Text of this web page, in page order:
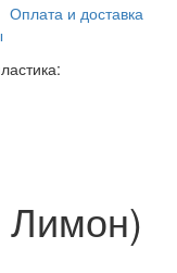
Оплата и доставка